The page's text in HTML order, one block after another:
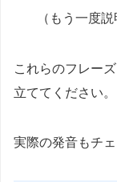
（もう一度
これらのフレー
立ててください。
実際の発音もチ